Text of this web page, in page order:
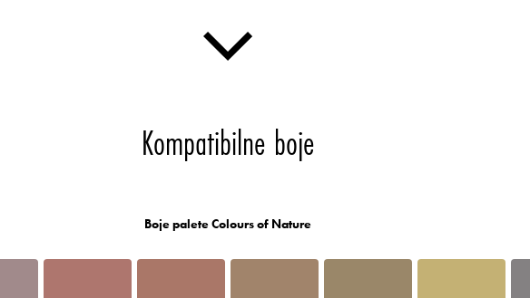
Kompatibilne boje
Boje palete Colours of Nature